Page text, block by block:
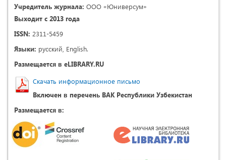
Учредитель журнала: ООО «Юниверсум»
Выходит с 2013 года
ISSN: 2311-5459
Языки: русский, English.
Размещается в eLIBRARY.RU
Скачать информационное письмо
Включен в перечень ВАК Республики Узбекистан
Размещается в: